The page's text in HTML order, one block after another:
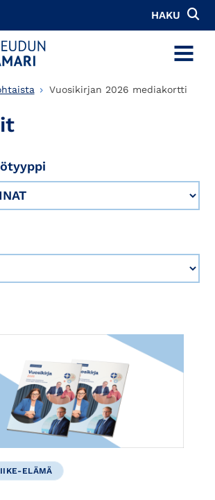
HAKU
MENU
Vuosikirjan 2026 mediakortti
ELÄMÄ